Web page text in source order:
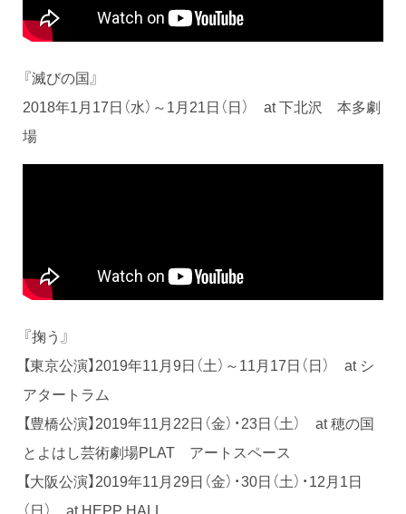
『滅びの国』
2018年1月17日（水）～1月21日（日） at 下北沢 本多劇
場
『掬う』
【東京公演】2019年11月9日（土）～11月17日（日） at シ
アタートラム
【豊橋公演】2019年11月22日（金）・23日（土） at 穂の国
とよはし芸術劇場PLAT アートスペース
【大阪公演】2019年11月29日（金）・30日（土）・12月1日
（日） at HEPP HALL